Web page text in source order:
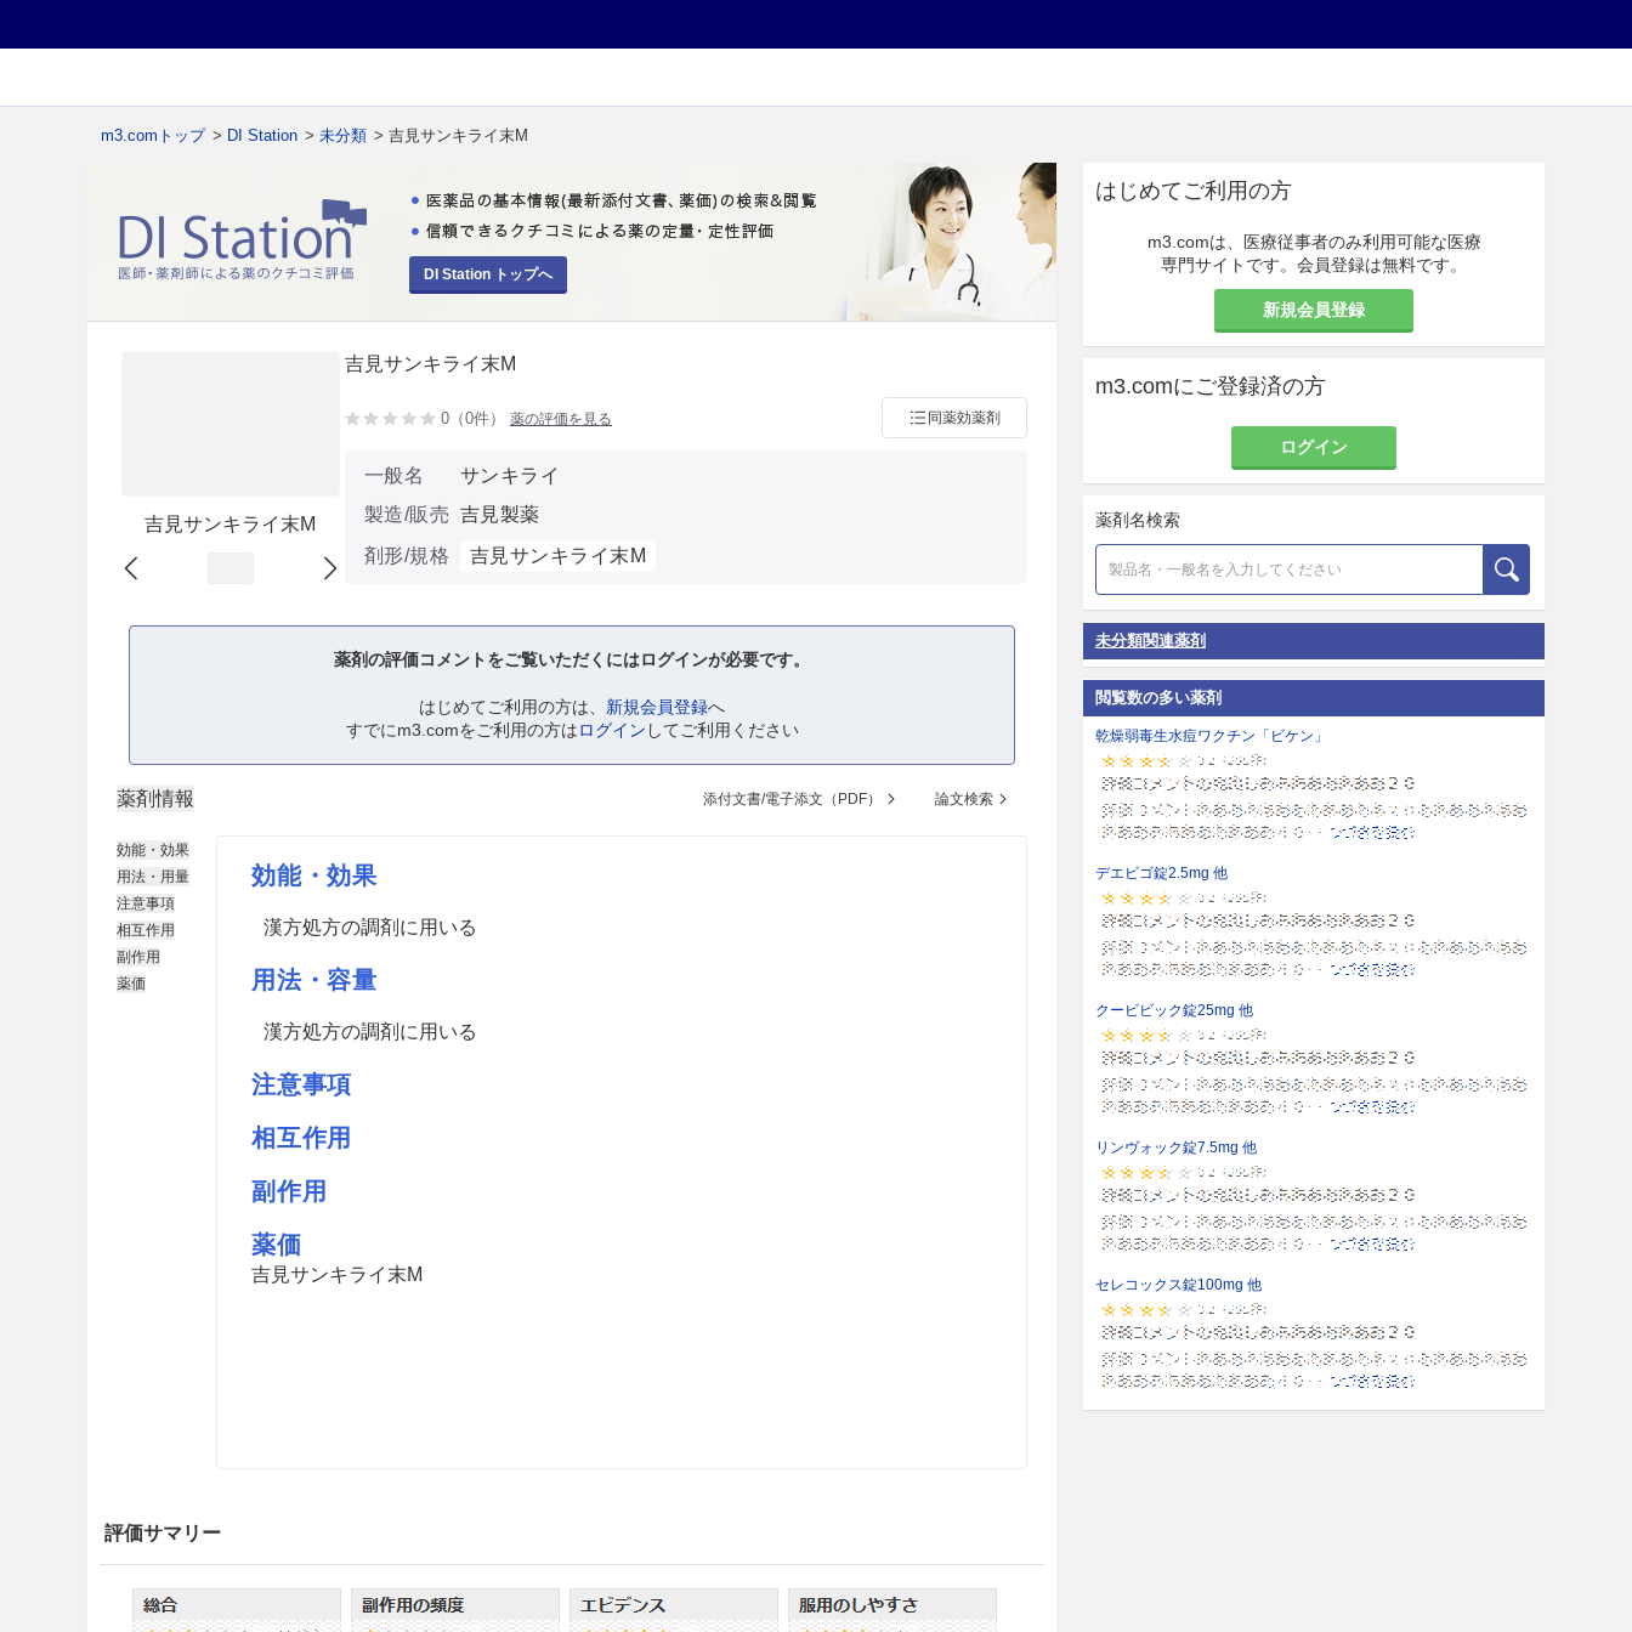
m3.comトップ > DI Station > 未分類 > 吉見サンキライ末M
DI Station トップへ
吉見サンキライ末M
吉見サンキライ末M
0（0件） 薬の評価を見る 同薬効薬剤
一般名
サンキライ
製造/販売 吉見製薬
剤形/規格
吉見サンキライ末M
薬剤の評価コメントをご覧いただくにはログインが必要です。
はじめてご利用の方は、 新規会員登録へ
すでにm3.comをご利用の方はログイン してご利用ください
薬剤情報 添付文書/電子添文（PDF） 論文検索
効能・効果
用法・用量
注意事項
相互作用
副作用
薬価
効能・効果
漢方処方の調剤に用いる
用法・容量
漢方処方の調剤に用いる
注意事項
相互作用
副作用
薬価
吉見サンキライ末M
評価サマリー
はじめてご利用の方
m3.comは、医療従事者のみ利用可能な医療
専門サイトです。会員登録は無料です。
新規会員登録
m3.comにご登録済の方
ログイン
薬剤名検索
未分類関連薬剤
閲覧数の多い薬剤
乾燥弱毒生水痘ワクチン「ビケン」
デエビゴ錠2.5mg 他
クービビック錠25mg 他
リンヴォック錠7.5mg 他
セレコックス錠100mg 他